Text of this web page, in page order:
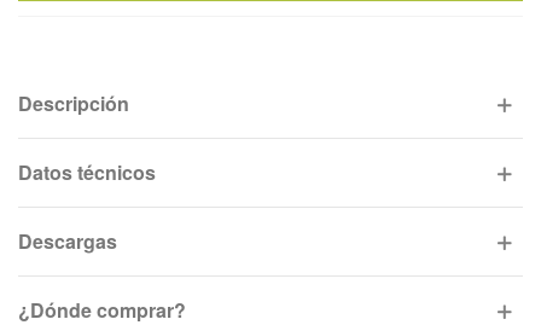
Descripción
Datos técnicos
Descargas
¿Dónde comprar?